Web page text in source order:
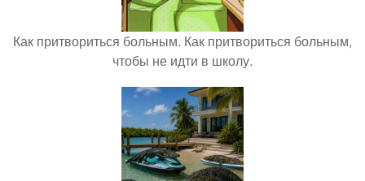
Как притвориться больным. Как притвориться больным,
чтобы не идти в школу.